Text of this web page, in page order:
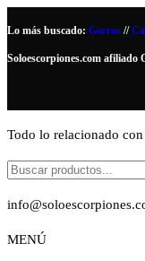
al
contenido
Lo más buscado: Gorras //
Soloescorpiones.com afiliado
Todo lo relacionado
MENÚ